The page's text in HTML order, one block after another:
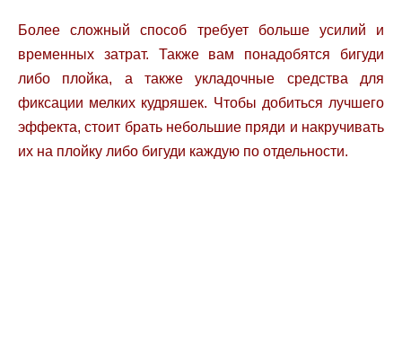
Более сложный способ требует больше усилий и
временных затрат. Также вам понадобятся бигуди
либо плойка, а также укладочные средства для
фиксации мелких кудряшек. Чтобы добиться лучшего
эффекта, стоит брать небольшие пряди и накручивать
их на плойку либо бигуди каждую по отдельности.